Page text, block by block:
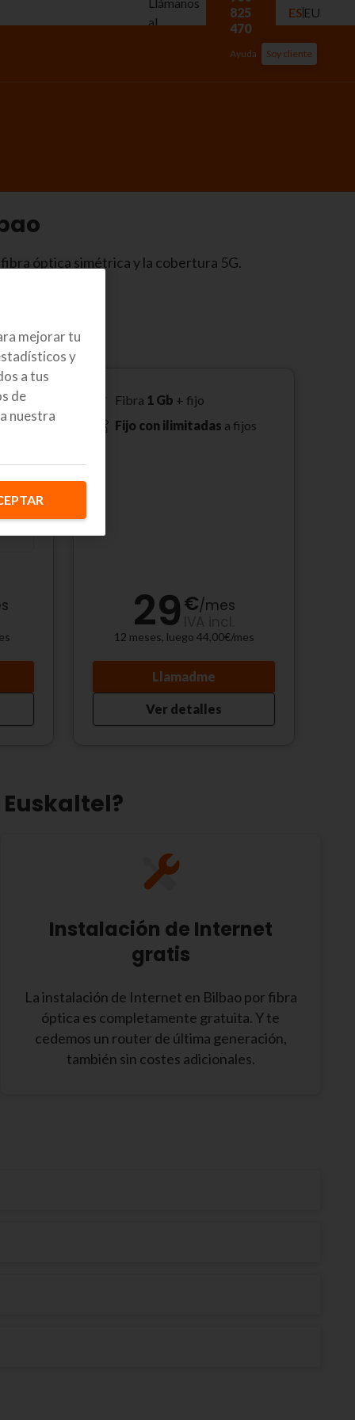
al
825
470
ES EU
Ayuda Soy cliente
óptica simétrica y la cobertura 5G.
Fibra 1 Gb + fijo
Fijo con ilimitadas a fijos
29€/mes
12 meses, luego 44,00€/mes
Llamadme
Ver detalles
Instalación de Internet
gratis
La instalación de Internet en Bilbao por fibra
óptica es completamente gratuita. Y te
cedemos un router de última generación,
también sin costes adicionales.
mejorar tu
y
a tus
de
nuestra